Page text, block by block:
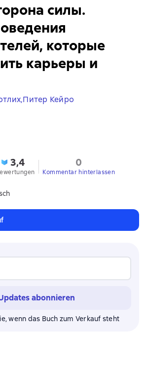
силы.
которые
карьеры и
Питер Кейро
3,4 0
Kommentar hinterlassen
abonnieren
wenn das Buch zum Verkauf steht